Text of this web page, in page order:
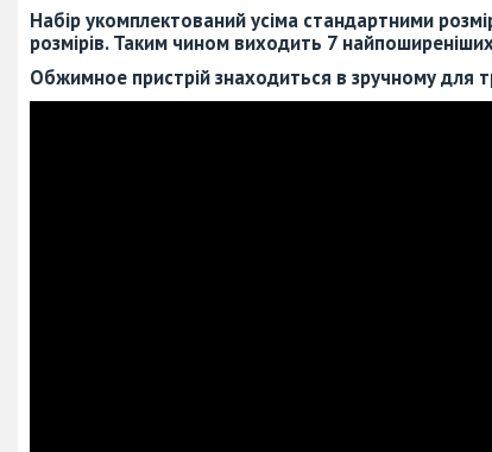
Набір укомплектований усіма стандартними
розмірів. Таким чином виходить 7
Обжимное пристрій знаходиться в зручному для